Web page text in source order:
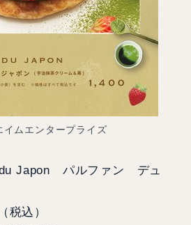
イムエンタープライズ
du Japon パルファン デュ
税込）